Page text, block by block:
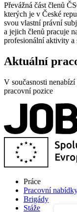
Převážná část členů
kterých je v České
svou vlastní právní
a jejich členů pracuje
profesionální aktivity a
Aktuální
V současnosti
pracovní pozice
Práce
Pracovní
Brigády
Stáže